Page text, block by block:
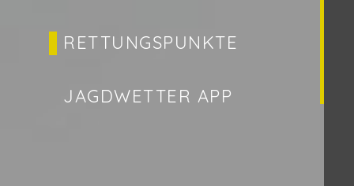
RETTUNGSPUNKTE
JAGDWETTER APP